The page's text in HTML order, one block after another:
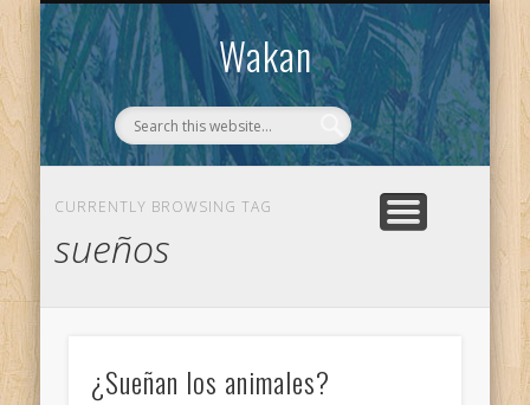
Wakan
WAKAN
CONTACTO
CURRENTLY BROWSING TAG
sueños
¿Sueñan los animales?